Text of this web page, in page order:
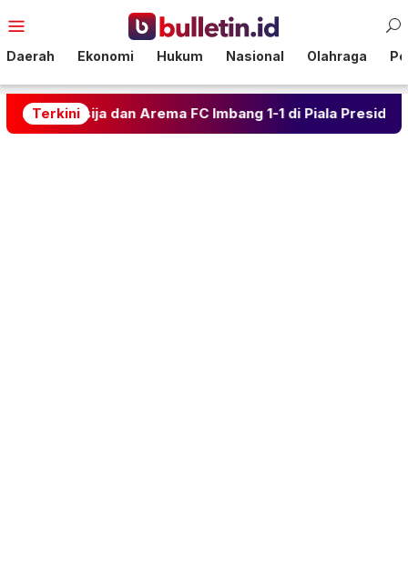
ke
Mobile
Daerah Ekonomi Hukum Nasional Olahraga
Terkini
dan Arema FC Imbang 1-1 di Piala Presiden